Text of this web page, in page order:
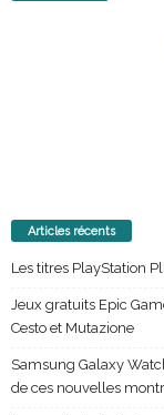
Articles récents
Les titres PlayStation
Jeux gratuits Epic
Cesto et Mutazione
Samsung Galaxy
de ces nouvelles